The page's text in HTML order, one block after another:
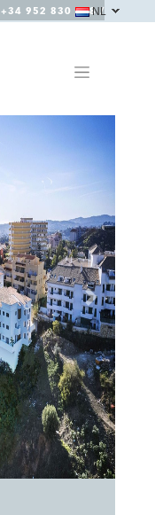
+34 952 830 378 /
NL
Next